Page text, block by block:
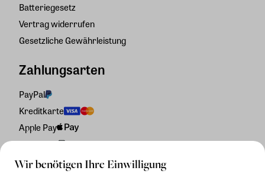
Wir benötigen Ihre Einwilligung
Batteriegesetz
Vertrag widerrufen
Gesetzliche Gewährleistung
Zahlungsarten
PayPal
Kreditkarte
Apple Pay
Rechnung